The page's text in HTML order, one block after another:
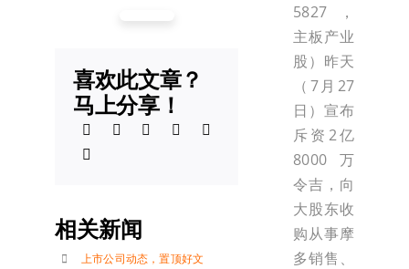
喜欢此文章？
马上分享！
相关新闻
上市公司动态 ，置顶好文
5827，
主板产业
股）昨天
（7月27
日）宣布
斥资2亿
8000万
令吉，向
大股东收
购从事摩
多销售、